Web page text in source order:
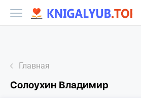
Главная
Солоухин Владимир